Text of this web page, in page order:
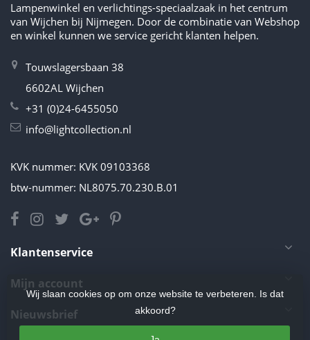
Lampenwinkel en verlichtings-speciaalzaak in het centrum
van Wijchen bij Nijmegen. Door de combinatie van Webshop
en winkel kunnen we service gericht klanten helpen.
Touwslagersbaan 38
6602AL Wijchen
+31 (0)24-6455050
info@lightcollection.nl
KVK nummer: KVK 09103368
btw-nummer: NL8075.70.230.B.01
Klantenservice
Mijn account
Nieuwsbrief
Wij slaan cookies op om onze website te verbeteren. Is dat
akkoord?